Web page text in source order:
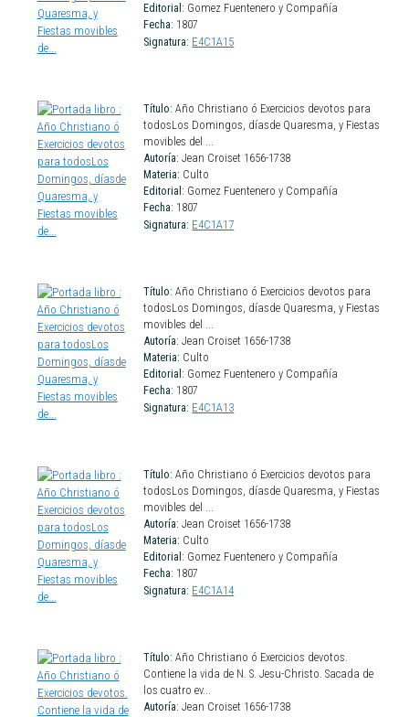
Editorial: Gomez Fuentenero y Compañía
Fecha: 1807
Signatura: E4C1A15
Título: Año Christiano ó Exercicios devotos para
todosLos Domingos, díasde Quaresma, y Fiestas
movibles del ...
Autoría: Jean Croiset 1656-1738
Materia: Culto
Editorial: Gomez Fuentenero y Compañía
Fecha: 1807
Signatura: E4C1A17
Título: Año Christiano ó Exercicios devotos para
todosLos Domingos, díasde Quaresma, y Fiestas
movibles del ...
Autoría: Jean Croiset 1656-1738
Materia: Culto
Editorial: Gomez Fuentenero y Compañía
Fecha: 1807
Signatura: E4C1A13
Título: Año Christiano ó Exercicios devotos para
todosLos Domingos, díasde Quaresma, y Fiestas
movibles del ...
Autoría: Jean Croiset 1656-1738
Materia: Culto
Editorial: Gomez Fuentenero y Compañía
Fecha: 1807
Signatura: E4C1A14
Título: Año Christiano ó Exercicios devotos.
Contiene la vida de N. S. Jesu-Christo. Sacada de
los cuatro ev...
Autoría: Jean Croiset 1656-1738